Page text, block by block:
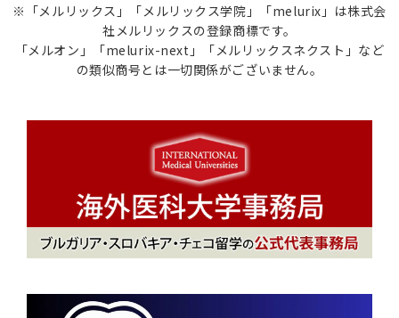
※「メルリックス」「メルリックス学院」「melurix」は株式会
社メルリックスの登録商標です。
「メルオン」「melurix-next」「メルリックスネクスト」など
の類似商号とは一切関係がございません。